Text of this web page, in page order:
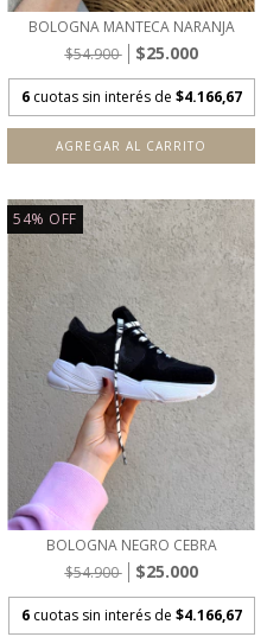
BOLOGNA MANTECA NARANJA
$54.900
$25.000
6 cuotas sin interés de $4.166,67
AGREGAR AL CARRITO
54% OFF
BOLOGNA NEGRO CEBRA
$54.900
$25.000
6 cuotas sin interés de $4.166,67